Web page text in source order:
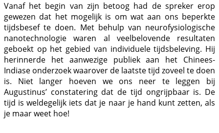
Vanaf het begin van zijn betoog had de spreker erop
gewezen dat het mogelijk is om wat aan ons beperkte
tijdsbesef te doen. Met behulp van neurofysiologische
nanotechnologie waren al veelbelovende resultaten
geboekt op het gebied van individuele tijdsbeleving. Hij
herinnerde het aanwezige publiek aan het Chinees-
Indiase onderzoek waarover de laatste tijd zoveel te doen
is. Niet langer hoeven we ons neer te leggen bij
Augustinus’ constatering dat de tijd ongrijpbaar is. De
tijd is weldegelijk iets dat je naar je hand kunt zetten, als
je maar weet hoe!